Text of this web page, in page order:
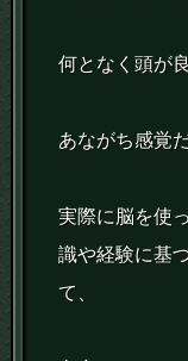
何となく頭が
あながち感覚
実際に脳を使
識や経験に基
て、